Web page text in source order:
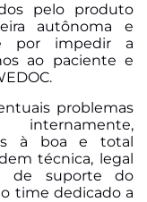
pelo produto
autônoma e
por impedir a
ao paciente e
problemas
à boa e total
técnica, legal
de suporte do
time dedicado a